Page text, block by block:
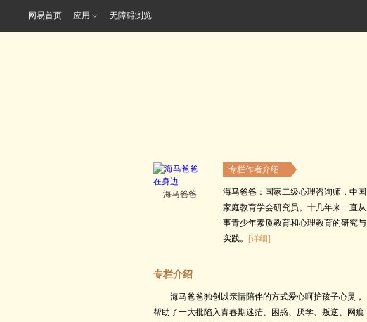
网易首页 应用 无障碍浏览
海马爸爸
专栏作者介绍
海马爸爸：国家二级心理咨询师，中国
家庭教育学会研究员。十几年来一直从
事青少年素质教育和心理教育的研究与
实践。
[详细]
专栏介绍
海马爸爸独创以亲情陪伴的方式爱心呵护孩子心灵，
帮助了一大批陷入青春期迷茫、困惑、厌学、叛逆、网瘾